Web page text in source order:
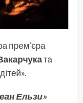
прем’єра
та
Ельзи»